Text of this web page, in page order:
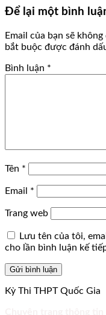
Để lại một bình
Email của bạn sẽ
bắt buộc được đánh
Bình luận *
Tên *
Email *
Trang web
Lưu tên của tôi,
cho lần bình luận kế
Kỳ Thi THPT Quốc Gia